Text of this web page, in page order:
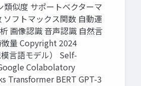
似度 サポートベクターマ
フトマックス関数 自動運
画像認識 音声認識 自然言
徴量 Copyright 2024
言語モデル） Self-
Colabolatory
Transformer BERT GPT-3